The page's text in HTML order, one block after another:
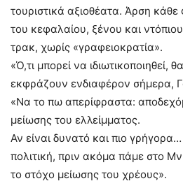
τουριστικά αξιοθέατα. Άρση
του κεφαλαίου, ξένου και
τρακ, χωρίς «γραφειοκρατία».
«Ό,τι μπορεί να ιδιωτικοποιηθεί,
εκφράζουν ενδιαφέρον σήμερα,
«Να το πω απερίφραστα:
μείωσης του ελλείμματος.
Αν είναι δυνατό και πιο
πολιτική, πριν ακόμα πάμε στο
το στόχο μείωσης του χρέους».